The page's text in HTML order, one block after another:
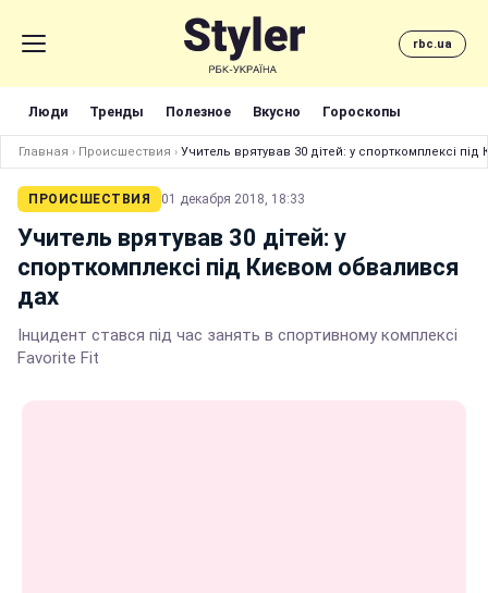
rbc.ua
Люди Тренды Полезное Вкусно Гороскопы
Главная › Происшествия › Учитель врятував 30 дітей: у спорткомплексі
ПРОИСШЕСТВИЯ 01 декабря 2018, 18:33
Учитель врятував 30 дітей: у
спорткомплексі під Києвом обвалився
дах
Інцидент стався під час занять в спортивному комплексі
Favorite Fit